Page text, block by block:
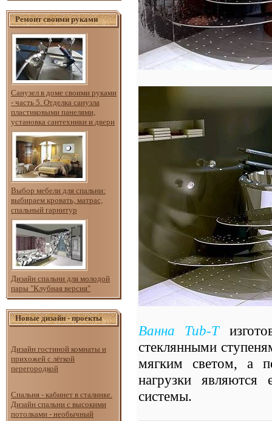
Ремонт своими руками
Санузел в доме своими руками
- часть 5. Отделка санузла
пластиковыми панелями,
установка сантехники и двери
Выбор мебели для спальни:
выбираем кровать, матрас,
спальный гарнитур
Дизайн спальни для молодой
пары "Клубная версия"
Новые дизайн - проекты
Дизайн гостиной комнаты и
прихожей с лёгкой
перегородкой
Спальня - кабинет в сталинке.
Дизайн спальни с высокими
потолками - необычный
Ванна Tub-Т
стеклянными
мягким светом, а
нагрузки
системы.